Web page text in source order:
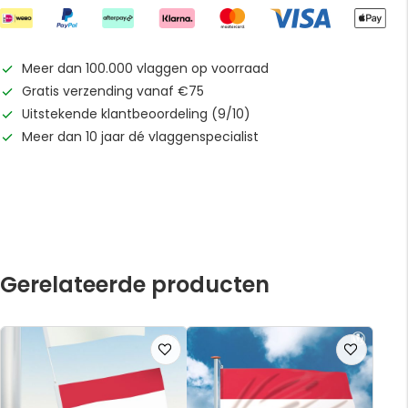
Meer dan 100.000 vlaggen op voorraad
Gratis verzending vanaf €75
Uitstekende klantbeoordeling (9/10)
Meer dan 10 jaar dé vlaggenspecialist
Gerelateerde producten
Voeg
toe
aan
verlanglijst
Voeg
toe
aan
verlanglijst